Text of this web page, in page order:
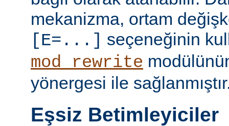
mekanizma, ortam
[E=...] seçeneğinin
mod_rewrite
yönergesi ile
Eşsiz Betimleyiciler